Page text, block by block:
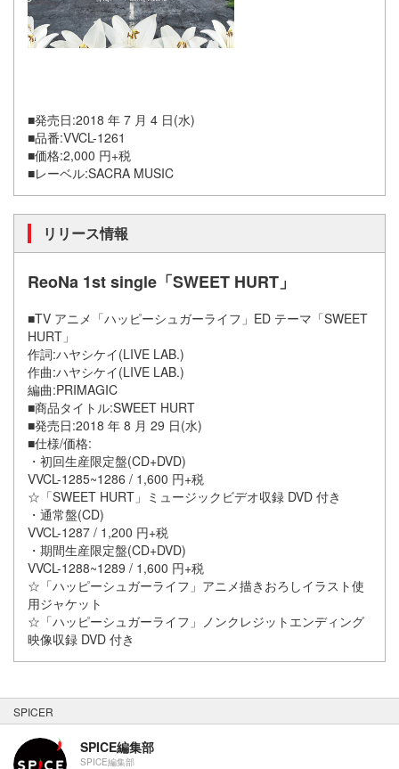
■発売日:2018 年 7 月 4 日(水)
■品番:VVCL-1261
■価格:2,000 円+税
■レーベル:SACRA MUSIC
リリース情報
ReoNa 1st single「SWEET HURT」
■TV アニメ「ハッピーシュガーライフ」ED テーマ「SWEET
HURT」
作詞:ハヤシケイ(LIVE LAB.)
作曲:ハヤシケイ(LIVE LAB.)
編曲:PRIMAGIC
■商品タイトル:SWEET HURT
■発売日:2018 年 8 月 29 日(水)
■仕様/価格:
・初回生産限定盤(CD+DVD)
VVCL-1285~1286 / 1,600 円+税
☆「SWEET HURT」ミュージックビデオ収録 DVD 付き
・通常盤(CD)
VVCL-1287 / 1,200 円+税
・期間生産限定盤(CD+DVD)
VVCL-1288~1289 / 1,600 円+税
☆「ハッピーシュガーライフ」アニメ描きおろしイラスト使
用ジャケット
☆「ハッピーシュガーライフ」ノンクレジットエンディング
映像収録 DVD 付き
SPICER
SPICE編集部
SPICE編集部